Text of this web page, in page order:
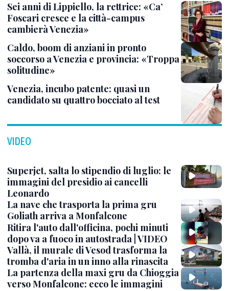
Sei anni di Lippiello, la rettrice: «Ca’
Foscari cresce e la città-campus
cambierà Venezia»
Caldo, boom di anziani in pronto
soccorso a Venezia e provincia: «Troppa
solitudine»
Venezia, incubo patente: quasi un
candidato su quattro bocciato al test
VIDEO
Superjet, salta lo stipendio di luglio: le
immagini del presidio ai cancelli
Leonardo
La nave che trasporta la prima gru
Goliath arriva a Monfalcone
Ritira l'auto dall'officina, pochi minuti
dopo va a fuoco in autostrada | VIDEO
Vallà, il murale di Vesod trasforma la
tromba d'aria in un inno alla rinascita
La partenza della maxi gru da Chioggia
verso Monfalcone: ecco le immagini